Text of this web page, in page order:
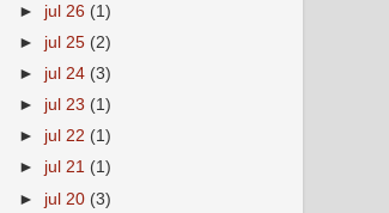
► jul 26 (1)
► jul 25 (2)
► jul 24 (3)
► jul 23 (1)
► jul 22 (1)
► jul 21 (1)
► jul 20 (3)